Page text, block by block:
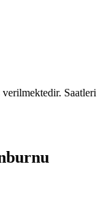
verilmektedir. Saatleri